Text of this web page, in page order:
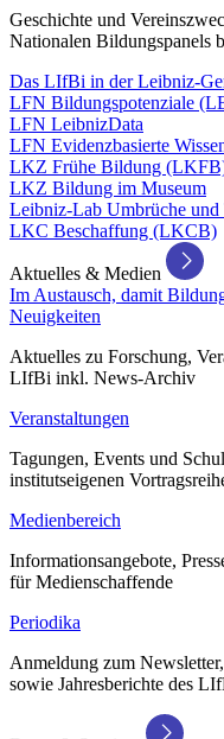
Geschichte und
Nationalen Bildungspanels
Das LIfBi in der Leibniz-
LFN Bildungspotenziale
LFN LeibnizData
LFN Evidenzbasierte
LKZ Frühe Bildung
LKZ Bildung im Museum
Leibniz-Lab Umbrüche und
LKC Beschaffung (LKCB)
Aktuelles & Medien
Im Austausch, damit
Neuigkeiten
Aktuelles zu Forschung,
LIfBi inkl. News-Archiv
Veranstaltungen
Tagungen, Events und
institutseigenen
Medienbereich
Informationsangebote,
für Medienschaffende
Periodika
Anmeldung zum
sowie Jahresberichte des